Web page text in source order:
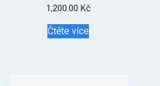
1,200.00 Kč
Čtěte více